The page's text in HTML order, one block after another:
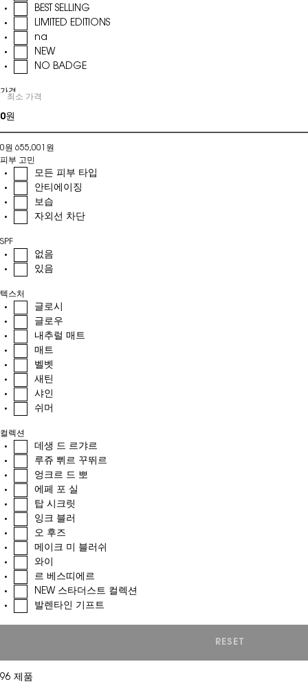
BEST SELLING
LIMITED EDITIONS
na
NEW
NO BADGE
가격
최소 가격
0원 655,001원
피부 고민
모든 피부 타입
안티에이징
보습
자외선 차단
SPF
없음
있음
텍스처
글로시
글로우
내추럴 매트
매트
벨벳
새틴
샤인
쉬머
컬렉션
데생 드 르갸르
루쥬 쀠르 꾸뛰르
엉크르 드 뽀
에페 포 실
탑 시크릿
잉크 블러
오 후즈
메이크 미 블러쉬
와이
르 베스띠에르
NEW 스타더스트 컬렉션
발렌타인 기프트
RESET
96 제품